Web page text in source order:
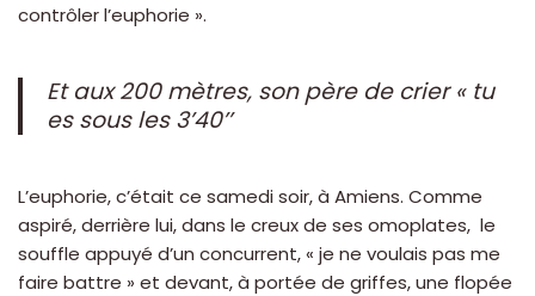
contrôler l’euphorie ».
Et aux 200 mètres, son père de crier « tu
es sous les 3’40’’
L’euphorie, c’était ce samedi soir, à Amiens. Comme
aspiré, derrière lui, dans le creux de ses omoplates, le
souffle appuyé d’un concurrent, « je ne voulais pas me
faire battre » et devant, à portée de griffes, une flopée